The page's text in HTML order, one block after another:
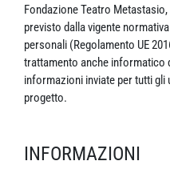
Fondazione Teatro
previsto dalla vigente
personali (Regolamento UE
trattamento anche informatico
informazioni inviate per tutti gli
progetto.
INFORMAZIONI